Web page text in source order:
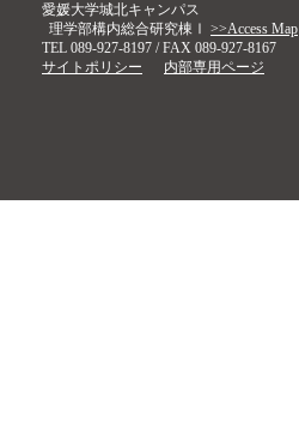
愛媛大学城北キャンパス
理学部構内総合研究棟Ⅰ >>Access Map
TEL 089-927-8197 / FAX 089-927-8167
サイトポリシー
内部専用ページ